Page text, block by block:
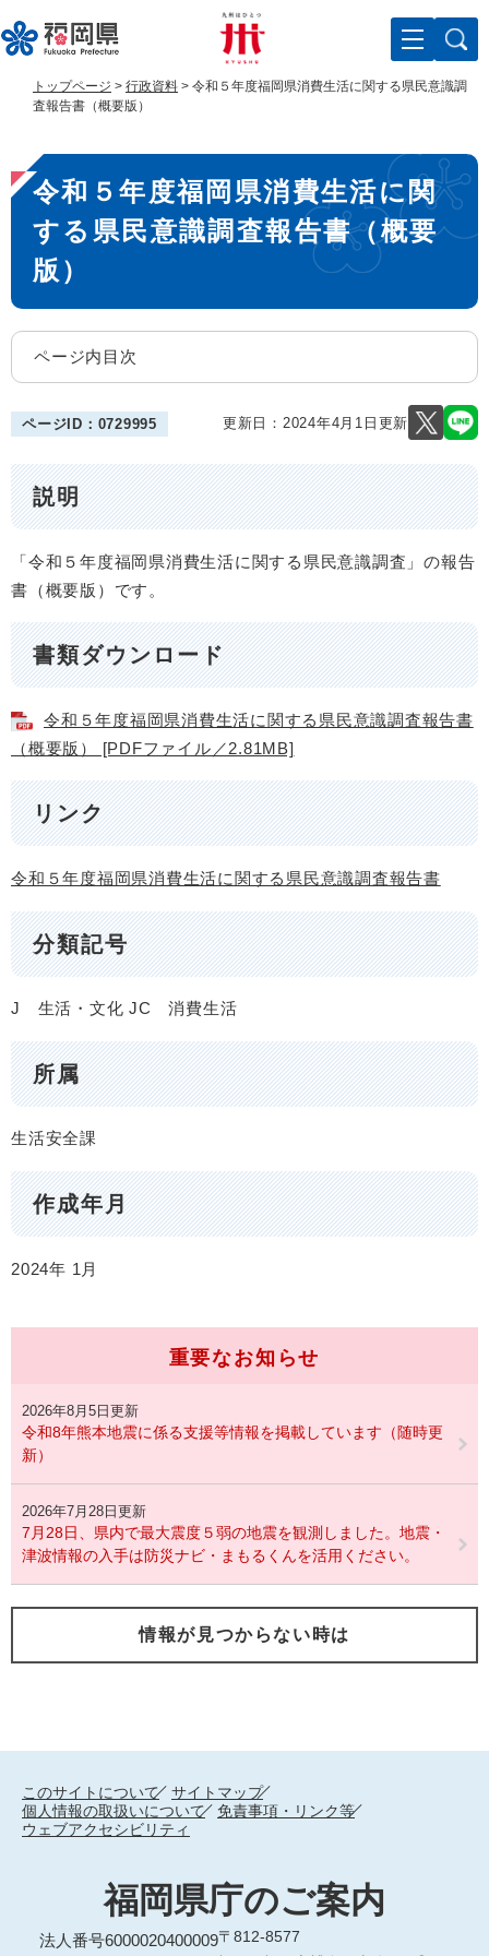
ー
ジ
す
。
ニ
ュ
し
て
トップページ > 行政資料 > 令和５年度福岡県消費生活に関する県民意識調
査報告書（概要版）
本
文
令和５年度福岡県消費生活に関
する県民意識調査報告書（概要
版）
ページ内目次
ページID：0729995 更新日：2024年4月1日更新
説明
「令和５年度福岡県消費生活に関する県民意識調査」の報告
書（概要版）です。
書類ダウンロード
令和５年度福岡県消費生活に関する県民意識調査報告書
（概要版） [PDFファイル／2.81MB]
リンク
令和５年度福岡県消費生活に関する県民意識調査報告書
分類記号
J 生活・文化 JC 消費生活
所属
生活安全課
作成年月
2024年 1月
重要なお知らせ
2026年8月5日更新
令和8年熊本地震に係る支援等情報を掲載しています（随時更
新）
2026年7月28日更新
7月28日、県内で最大震度５弱の地震を観測しました。地震・
津波情報の入手は防災ナビ・まもるくんを活用ください。
情報が見つからない時は
このサイトについて
サイトマップ
個人情報の取扱いについて
免責事項・リンク等
ウェブアクセシビリティ
福岡県庁のご案内
法人番号6000020400009〒812-8577